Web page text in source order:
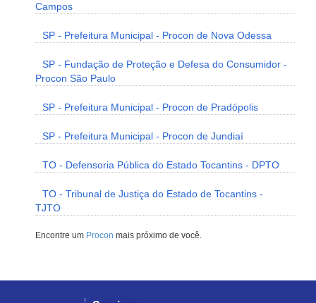
Campos
SP - Prefeitura Municipal - Procon de Nova Odessa
SP - Fundação de Proteção e Defesa do Consumidor -
Procon São Paulo
SP - Prefeitura Municipal - Procon de Pradópolis
SP - Prefeitura Municipal - Procon de Jundiaí
TO - Defensoria Pública do Estado Tocantins - DPTO
TO - Tribunal de Justiça do Estado de Tocantins -
TJTO
Encontre um Procon mais próximo de você.